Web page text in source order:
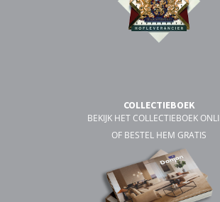
COLLECTIEBOEK
BEKIJK HET COLLECTIEBOEK
OF BESTEL HEM GRATIS